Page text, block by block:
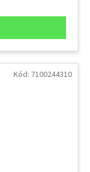
Kód: 7100244310